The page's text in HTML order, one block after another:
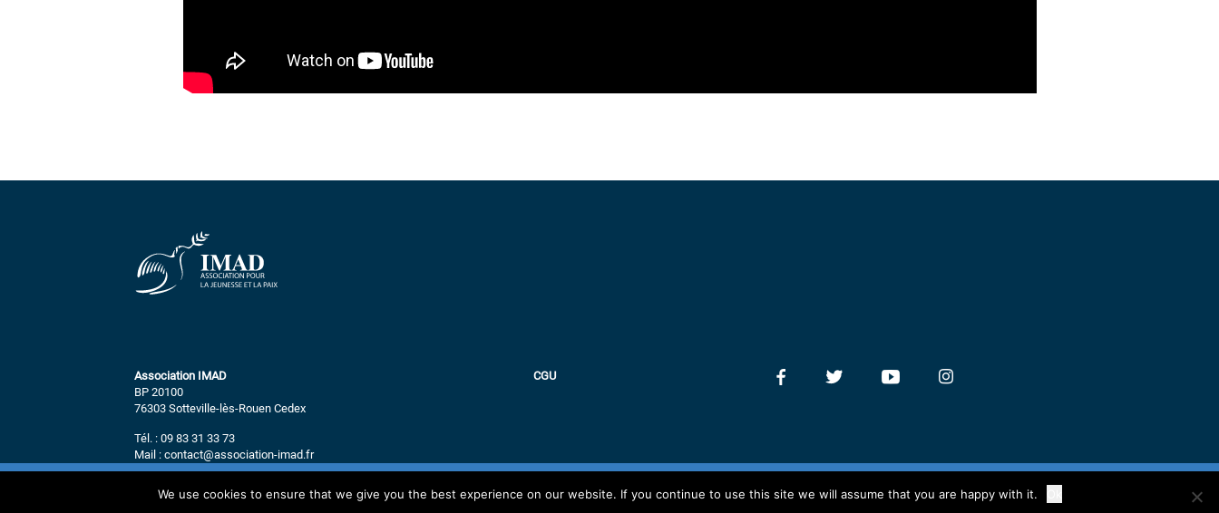
Association IMAD
BP 20100
76303 Sotteville-lès-Rouen Cedex
Tél. : 09 83 31 33 73
Mail : contact@association-imad.fr
CGU
Copyright 2019 - Association IMAD
We use cookies to ensure that we give you the best experience on our website. If you continue to use this site we will assume that you are happy with it.